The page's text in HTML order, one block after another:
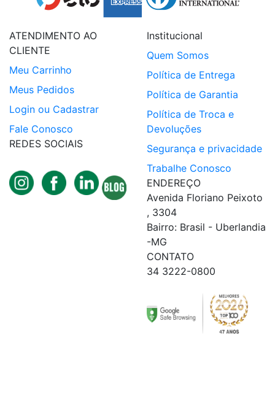
ATENDIMENTO AO
CLIENTE
Meu Carrinho
Meus Pedidos
Login ou Cadastrar
Fale Conosco
REDES SOCIAIS
Institucional
Quem Somos
Política de Entrega
Política de Garantia
Política de Troca e
Devoluções
Segurança e privacidade
Trabalhe Conosco
ENDEREÇO
Avenida Floriano Peixoto
, 3304
Bairro: Brasil - Uberlandia
-MG
CONTATO
34 3222-0800